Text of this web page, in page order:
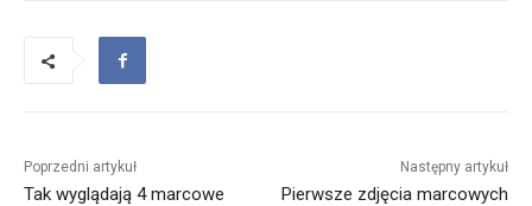
Poprzedni artykuł
Tak wyglądają 4 marcowe
Następny artykuł
Pierwsze zdjęcia marcowych